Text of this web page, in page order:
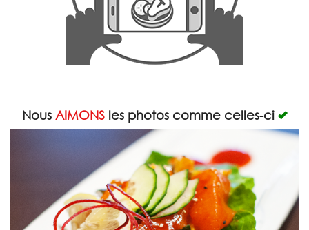
Nous AIMONSles photos comme celles-ci